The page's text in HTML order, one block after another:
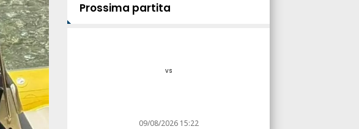
Prossima partita
vs
09/08/2026 15:22